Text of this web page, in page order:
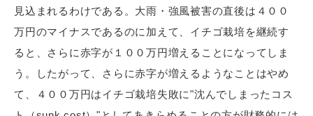
見込まれるわけである。大雨・強風被害の直後は４００
万円のマイナスであるのに加えて、イチゴ栽培を継続す
ると、さらに赤字が１００万円増えることになってしま
う。したがって、さらに赤字が増えるようなことはやめ
て、４００万円はイチゴ栽培失敗に"沈んでしまったコス